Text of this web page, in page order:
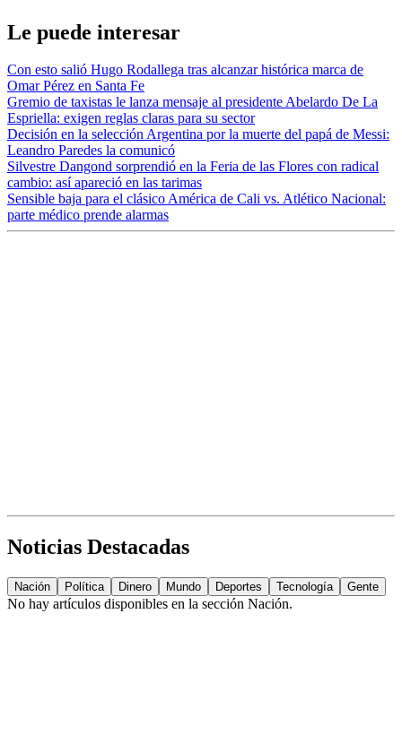
Le puede interesar
Con esto salió Hugo Rodallega tras alcanzar histórica marca de
Omar Pérez en Santa Fe
Gremio de taxistas le lanza mensaje al presidente Abelardo De La
Espriella: exigen reglas claras para su sector
Decisión en la selección Argentina por la muerte del papá de Messi:
Leandro Paredes la comunicó
Silvestre Dangond sorprendió en la Feria de las Flores con radical
cambio: así apareció en las tarimas
Sensible baja para el clásico América de Cali vs. Atlético Nacional:
parte médico prende alarmas
Noticias Destacadas
Nación Política Dinero Mundo Deportes Tecnología Gente
No hay artículos disponibles en la sección Nación.